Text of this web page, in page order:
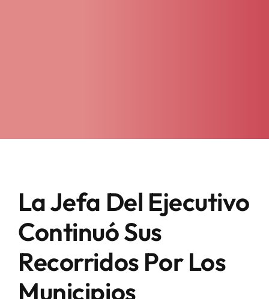
La Jefa Del Ejecutivo
Continuó Sus
Recorridos Por Los
Municipios